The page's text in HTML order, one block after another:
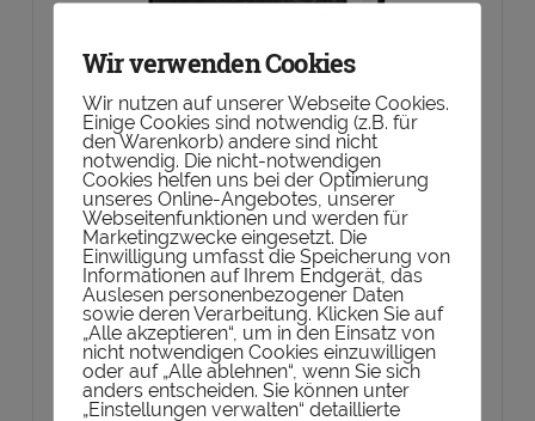
Jetzt kein Whiskytasting mehr
vergessen. Hol dir das Whisky
Wir verwenden Cookies
Wir nutzen auf unserer Webseite Cookies.
Einige Cookies sind notwendig (z.B. für
den Warenkorb) andere sind nicht
notwendig. Die nicht-notwendigen
Cookies helfen uns bei der Optimierung
unseres Online-Angebotes, unserer
Webseitenfunktionen und werden für
Marketingzwecke eingesetzt. Die
Einwilligung umfasst die Speicherung von
Informationen auf Ihrem Endgerät, das
Auslesen personenbezogener Daten
sowie deren Verarbeitung. Klicken Sie auf
„Alle akzeptieren“, um in den Einsatz von
nicht notwendigen Cookies einzuwilligen
oder auf „Alle ablehnen“, wenn Sie sich
anders entscheiden. Sie können unter
„Einstellungen verwalten“ detaillierte